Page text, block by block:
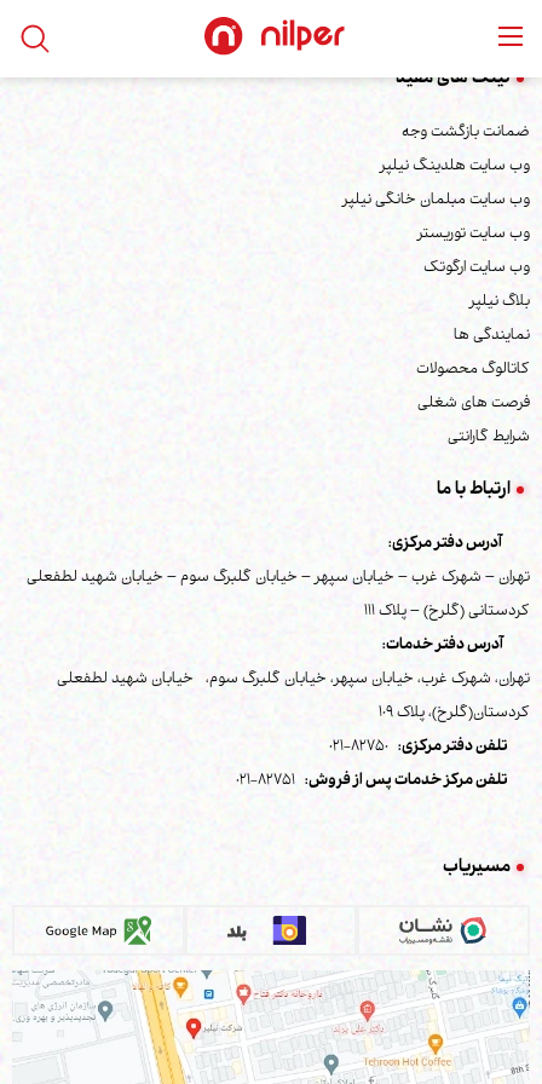
لینک های مفید
ضمانت بازگشت وجه
وب سایت هلدینگ نیلپر
وب سایت مبلمان خانگی نیلپر
وب سایت توریستر
وب سایت ارگوتک
بلاگ نیلپر
نمایندگی ها
کاتالوگ محصولات
فرصت های شغلی
شرایط گارانتی
ارتباط با ما
آدرس دفتر مرکزی:
تهران – شهرک غرب – خیابان سپهر – خیابان گلبرگ سوم – خیابان شهید لطفعلی
کردستانی (گلرخ) – پلاک 111
آدرس دفتر خدمات:
تهران، شهرک غرب، خیابان سپهر، خیابان گلبرگ سوم، خیابان شهید لطفعلی
کردستان(گلرخ)، پلاک 109
تلفن دفتر مرکزی: 82750-021
تلفن مرکز خدمات پس از فروش: 82751-021
مسیریاب